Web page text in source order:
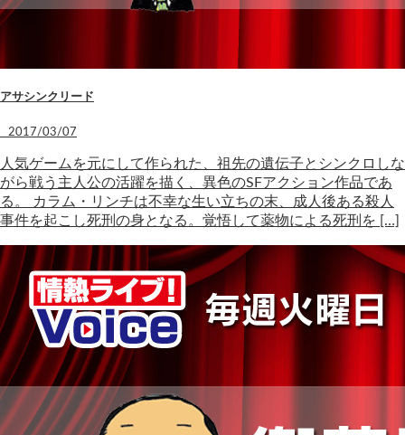
アサシンクリード
2017/03/07
人気ゲームを元にして作られた、祖先の遺伝子とシンクロしな
がら戦う主人公の活躍を描く、異色のSFアクション作品であ
る。 カラム・リンチは不幸な生い立ちの末、成人後ある殺人
事件を起こし死刑の身となる。覚悟して薬物による死刑を […]